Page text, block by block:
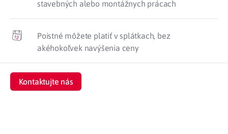
stavebných alebo montážnych prácach
Poistné môžete platiť v splátkach, bez
akéhokoľvek navýšenia ceny
Kontaktujte nás